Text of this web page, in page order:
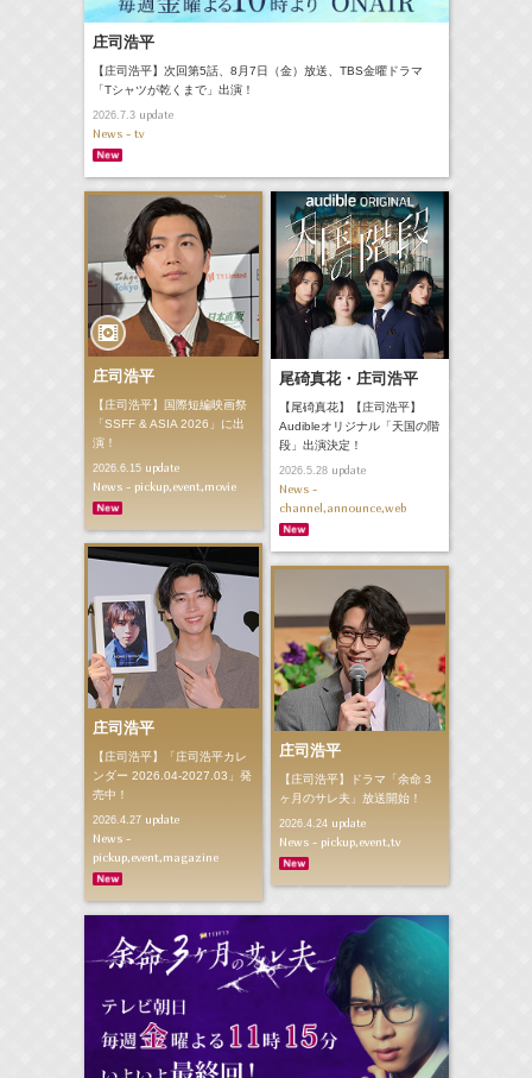
庄司浩平
【庄司浩平】次回第5話、8月7日（金）放送、TBS金曜ドラマ
「Tシャツが乾くまで」出演！
2026.7.3update
News - tv
庄司浩平
【庄司浩平】国際短編映画祭
「SSFF & ASIA 2026」に出
演！
2026.6.15update
News - pickup,event,movie
尾碕真花・庄司浩平
【尾碕真花】【庄司浩平】
Audibleオリジナル「天国の階
段」出演決定！
2026.5.28update
News -
channel,announce,web
庄司浩平
【庄司浩平】「庄司浩平カレ
ンダー 2026.04-2027.03」発
売中！
2026.4.27update
News -
pickup,event,magazine
庄司浩平
【庄司浩平】ドラマ「余命３
ヶ月のサレ夫」放送開始！
2026.4.24update
News - pickup,event,tv